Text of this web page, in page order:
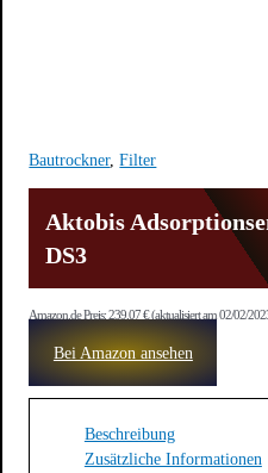
Bautrockner,Filter
Aktobis
DS3
Amazon.de Preis:239,07€(aktualisiert am 02/02/
Bei Amazon ansehen
Beschreibung
Zusätzliche Informationen